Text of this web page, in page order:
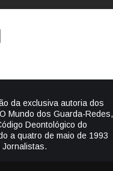
da exclusiva autoria dos
Mundo dos Guarda-Redes,
Deontológico do
a quatro de maio de 1993
Jornalistas.